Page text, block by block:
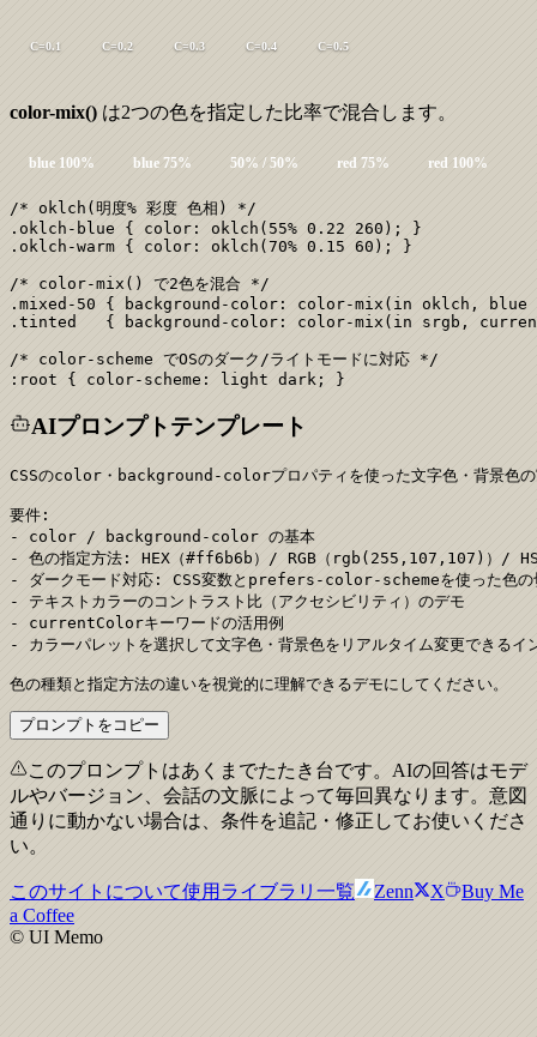
C=0.1 C=0.2 C=0.3 C=0.4 C=0.5
color-mix() は2つの色を指定した比率で混合します。
blue 100% blue 75% 50% / 50% red 75% red 100%
/* oklch(明度% 彩度 色相) */
.oklch-blue { color: oklch(55% 0.22 260); }
.oklch-warm { color: oklch(70% 0.15 60); }
/* color-mix() で2色を混合 */
.mixed-50 { background-color: color-mix(in oklch,
.tinted   { background-color: color-mix(in srgb,
/* color-scheme でOSのダーク/ライトモードに対応 */
:root { color-scheme: light dark; }
AIプロンプトテンプレート
CSSのcolor・background-colorプロパティを使った文字色・背景色
要件:
- color / background-color の基本
- 色の指定方法: HEX（#ff6b6b）/ RGB（rgb(255,107,107)）/
- ダークモード対応: CSS変数とprefers-color-schemeを使った色の
- テキストカラーのコントラスト比（アクセシビリティ）のデモ
- currentColorキーワードの活用例
- カラーパレットを選択して文字色・背景色をリアルタイム変更できるイ
色の種類と指定方法の違いを視覚的に理解できるデモにしてください。
プロンプトをコピー
このプロンプトはあくまでたたき台です。AIの回答はモデ
ルやバージョン、会話の文脈によって毎回異なります。意図
通りに動かない場合は、条件を追記・修正してお使いくださ
い。
このサイトについて使用ライブラリ一覧 Zenn X
Buy Me
a Coffee
© UI Memo